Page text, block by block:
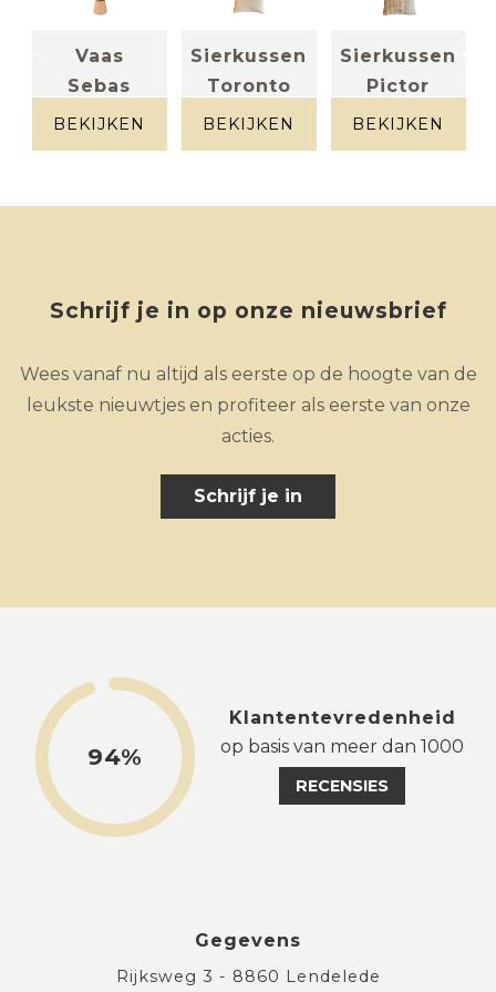
Vaas
Sebas
(medium)
BEKIJKEN
Sierkussen
Toronto
(set van 2)
BEKIJKEN
Sierkussen
Pictor
BEKIJKEN
Schrijf je in op onze nieuwsbrief
Wees vanaf nu altijd als eerste op de hoogte van de
leukste nieuwtjes en profiteer als eerste van onze
acties.
Schrijf je in
94%
Klantentevredenheid
op basis van meer dan 1000
RECENSIES
Gegevens
Rijksweg 3 - 8860 Lendelede